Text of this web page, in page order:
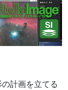
計画を立てる